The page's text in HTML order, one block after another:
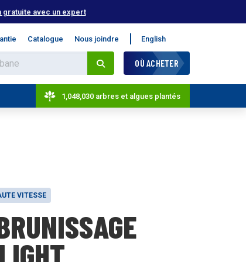
gratuite avec un expert
Catalogue Nous joindre English
OÙ ACHETER
1,048,030 arbres et algues plantés
VITESSE